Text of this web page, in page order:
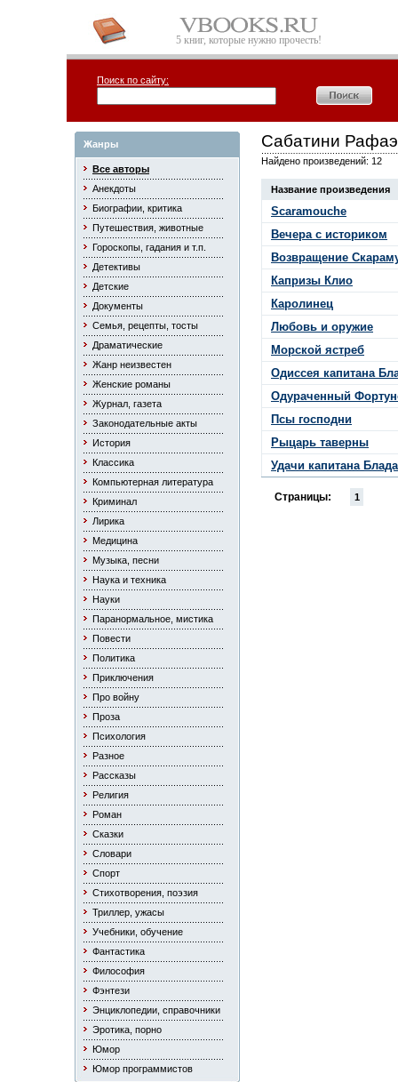
5 книг, которые нужно прочесть!
Поиск по сайту:
Жанры
Все авторы
Анекдоты
Биографии, критика
Путешествия, животные
Гороскопы, гадания и т.п.
Детективы
Детские
Документы
Семья, рецепты, тосты
Драматические
Жанр неизвестен
Женские романы
Журнал, газета
Законодательные акты
История
Классика
Компьютерная литература
Криминал
Лирика
Медицина
Музыка, песни
Наука и техника
Науки
Паранормальное, мистика
Повести
Политика
Приключения
Про войну
Проза
Психология
Разное
Рассказы
Религия
Роман
Сказки
Словари
Спорт
Стихотворения, поэзия
Триллер, ужасы
Учебники, обучение
Фантастика
Философия
Фэнтези
Энциклопедии, справочники
Эротика, порно
Юмор
Юмор программистов
Сабатини
Найдено произведений: 12
Название произведения
Scaramouche
Вечера с историком
Возвращение
Капризы Клио
Каролинец
Любовь и оружие
Морской ястреб
Одиссея капитана
Одураченный
Псы господни
Рыцарь таверны
Удачи капитана Блада
Страницы: 1